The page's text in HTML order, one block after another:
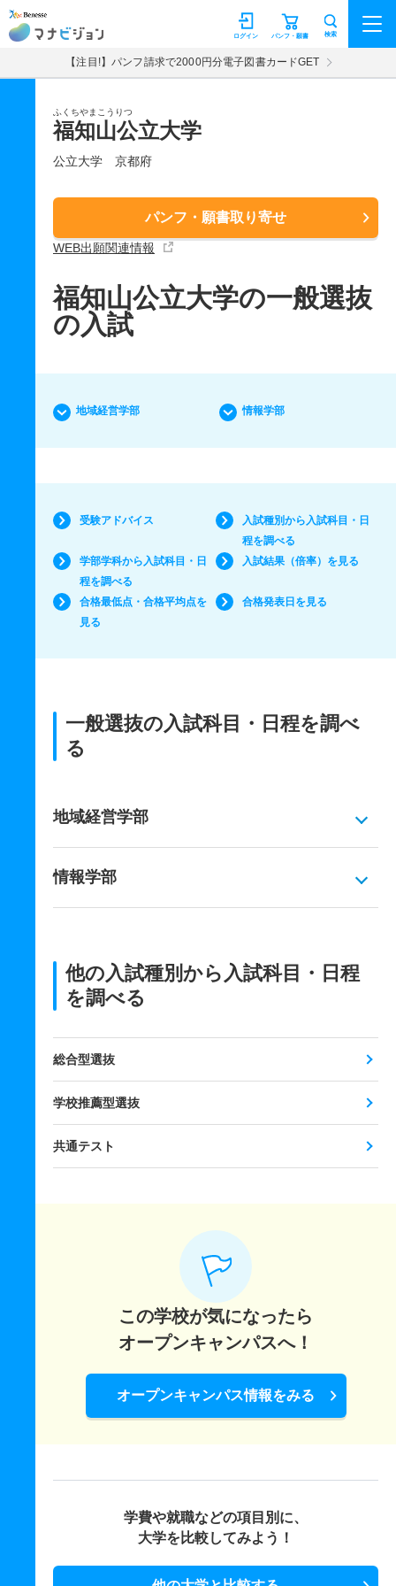
マナビジョン パンフ・願書
ログイン 検索
【注目!】パンフ請求で2000円分電子図書カードGET
ふくちやまこうりつ
福知山公立大学
公立大学 京都府
パンフ・願書取り寄せ
WEB出願関連情報
福知山公立大学の一般選抜
の入試
地域経営学部 情報学部
受験アドバイス
入試種別から入試科目・日
程を調べる
学部学科から入試科目・日
程を調べる
入試結果（倍率）を見る
合格最低点・合格平均点を
見る
合格発表日を見る
一般選抜の入試科目・日程を調べ
る
地域経営学部
情報学部
他の入試種別から入試科目・日程
を調べる
総合型選抜
学校推薦型選抜
共通テスト
この学校が気になったら
オープンキャンパスへ！
オープンキャンパス情報をみる
学費や就職などの項目別に、
大学を比較してみよう！